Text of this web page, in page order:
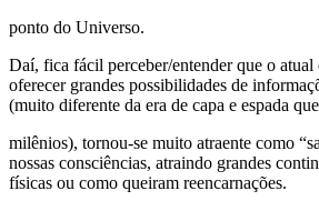
ponto do Universo.
Daí, fica fácil perceber/entender que o atual
oferecer grandes possibilidades de
(muito diferente da era de capa e espada
milênios), tornou-se muito atraente como
nossas consciências, atraindo grandes
físicas ou como queiram reencarnações.